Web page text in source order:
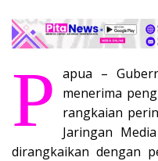
P apua –
menerima
rangkaian
Jaringan
dirangkaikan dengan